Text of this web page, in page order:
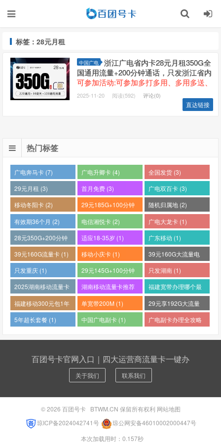
标签：28元月租
中国广电
浙江广电省内卡28元月租350G全
国通用流量+200分钟通话，只发浙江省内
可参加活动:可参加多打多用、多用多送、
生日祝福活动，详见中国广电APP
2025-11-20 阅读(592) 评论(0)
直达链接
热门标签
广电奔马卡 (7) 广电升卿卡 (4)
全国发货 (3)
29元月租 (3)
首月免费 (3)
广电双百卡 (3)
移动冬阳卡 (2)
29元185G+100分钟
(2)
随机归属地 (2)
有效期36个月 (2)
电信湘悦卡 (2)
广电大龙卡 (1)
28元350G+200分钟
(1)
适应18-35岁 (1)
广东移动 (1)
39元160G流量卡 (1)
移动小庆卡 (1)
39元160G大流量电
话卡 (1)
只发重庆 (1)
29元145G+100分钟
(1)
只发湖南 (1)
2025湖南移动流量卡
哪个好 (1)
湖南移动流量卡推荐
(1)
福建宽带办理哪个最
便宜 (1)
福建移动300元包1年
(1)
单宽带200M (1)
29元享192G大流量
(1)
5年超长套餐 (1) 中国广电副卡 (1)
广电副卡办理全攻略
百团号卡官网入口｜四大运营商流量卡一键办
关于我们 联系我们
© 2026 百团号卡BTWM.CN 保留所有权利 网站地图
琼ICP备2024042741号
琼公网安备46010002000447号
本次加载用时：0.157秒